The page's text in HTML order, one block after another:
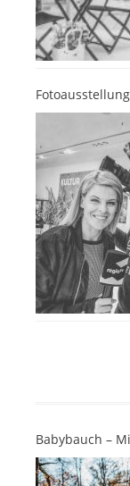
Fotoausstellung
Babybauch –